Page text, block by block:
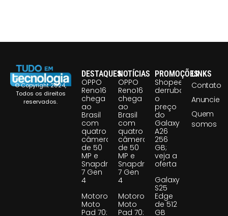
© Copyright 2024,
Todos os direitos
reservados.
DESTAQUES
OPPO
Reno16
chega
ao
Brasil
com
quatro
câmeras
de 50
MP e
Snapdragon
7 Gen
4
Motorola
Moto
Pad 70:
NOTÍCIAS
OPPO
Reno16
chega
ao
Brasil
com
quatro
câmeras
de 50
MP e
Snapdragon
7 Gen
4
Motorola
Moto
Pad 70:
PROMOÇÕES
Shopee
derruba
o
preço
do
Galaxy
A26
256
GB;
veja a
oferta
Galaxy
S25
Edge
de 512
GB
LINKS
Contato
Anuncie
Quem
somos